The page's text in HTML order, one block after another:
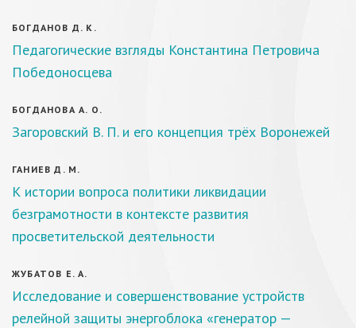
БОГДАНОВ Д. К.
Педагогические взгляды Константина Петровича
Победоносцева
БОГДАНОВА А. О.
Загоровский В. П. и его концепция трёх Воронежей
ГАНИЕВ Д. М.
К истории вопроса политики ликвидации
безграмотности в контексте развития
просветительской деятельности
ЖУБАТОВ Е. А.
Исследование и совершенствование устройств
релейной защиты энергоблока «генератор —